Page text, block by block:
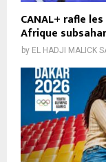
CANAL+ rafle
Afrique
by EL HADJI MALICK